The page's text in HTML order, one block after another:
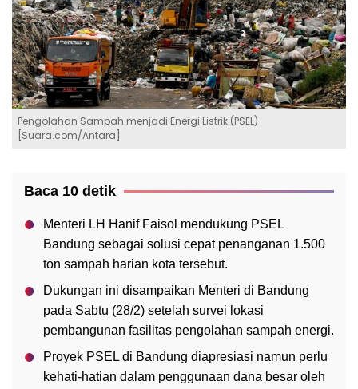
Pengolahan Sampah menjadi Energi Listrik (PSEL)
[Suara.com/Antara]
Baca 10 detik
Menteri LH Hanif Faisol mendukung PSEL
Bandung sebagai solusi cepat penanganan 1.500
ton sampah harian kota tersebut.
Dukungan ini disampaikan Menteri di Bandung
pada Sabtu (28/2) setelah survei lokasi
pembangunan fasilitas pengolahan sampah energi.
Proyek PSEL di Bandung diapresiasi namun perlu
kehati-hatian dalam penggunaan dana besar oleh